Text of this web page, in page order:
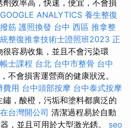
效率高，快速，便宜，不會損
GOOGLE ANALYTICS 養生整復
筋 護照換發 台中 西區 推拿整
整復推拿技術士證照班2023 正
容易收集，並且不會污染環
士課程 台北 台中市整骨 台中
不會損害運營商的健康狀況。
費用 台中頭部按摩 台中泰式按摩
，酸橙，污垢和塗料都廣泛的
台灣開公司 清潔過程易於自動
，並且可用於大型激光銹。 seo